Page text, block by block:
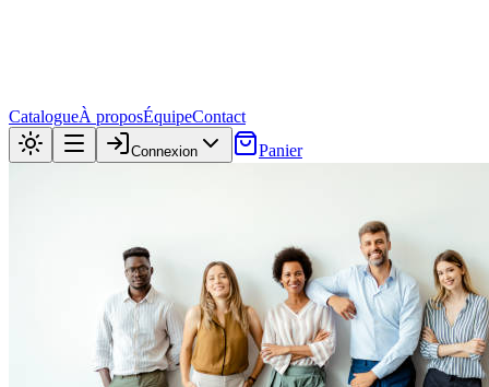
CatalogueÀ proposÉquipeContact
Connexion Panier